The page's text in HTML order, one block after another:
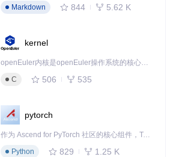
Markdown
844 5.62 K
kernel
openEuler内核是openEuler操作系统的核心，既是系统性能与稳定性的基石，也是连接处理器、设备与服务的桥梁。
C
506 535
pytorch
作为 Ascend for PyTorch 社区的核心组件，TorchNPU 是昇腾专为 PyTorch 打造的深度学习适配插件，使 PyTorch 框架能够直接调用昇腾 NPU，为开发者提供昇腾 AI 处理器的超强算力。
Python
829 1.25 K